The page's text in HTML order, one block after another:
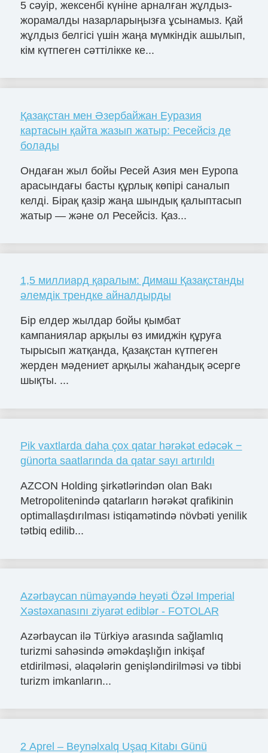
5 сәуір, жексенбі күніне арналған жұлдыз-
жорамалды назарларыңызға ұсынамыз. Қай
жұлдыз белгісі үшін жаңа мүмкіндік ашылып,
кім күтпеген сәттілікке ке...
Қазақстан мен Әзербайжан Еуразия
картасын қайта жазып жатыр: Ресейсіз де
болады
Ондаған жыл бойы Ресей Азия мен Еуропа
арасындағы басты құрлық көпірі саналып
келді. Бірақ қазір жаңа шындық қалыптасып
жатыр — және ол Ресейсіз. Қаз...
1,5 миллиард қаралым: Димаш Қазақстанды
әлемдік трендке айналдырды
Бір елдер жылдар бойы қымбат
кампаниялар арқылы өз имиджін құруға
тырысып жатқанда, Қазақстан күтпеген
жерден мәдениет арқылы жаһандық әсерге
шықты. ...
Pik vaxtlarda daha çox qatar hərəkət edəcək −
günorta saatlarında da qatar sayı artırıldı
AZCON Holding şirkətlərindən olan Bakı
Metropolitenində qatarların hərəkət qrafikinin
optimallaşdırılması istiqamətində növbəti yenilik
tətbiq edilib...
Azərbaycan nümayəndə heyəti Özəl Imperial
Xəstəxanasını ziyarət ediblər - FOTOLAR
Azərbaycan ilə Türkiyə arasında sağlamlıq
turizmi sahəsində əməkdaşlığın inkişaf
etdirilməsi, əlaqələrin genişləndirilməsi və tibbi
turizm imkanların...
2 Aprel – Beynəlxalq Uşaq Kitabı Günü